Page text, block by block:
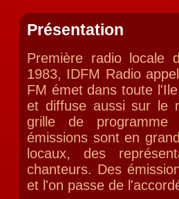
Présentation
Première radio locale
1983, IDFM Radio
FM émet dans toute
et diffuse aussi sur le
grille de programme
émissions sont en
locaux, des
chanteurs. Des
et l'on passe de